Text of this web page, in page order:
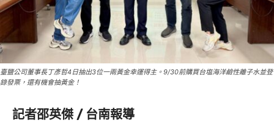
臺鹽公司董事長丁彥哲4日抽出3位一兩黃金幸運得主。9/30前購買台塩海洋鹼性離子水並登
錄發票，還有機會抽黃金！
記者邵英傑 / 台南報導